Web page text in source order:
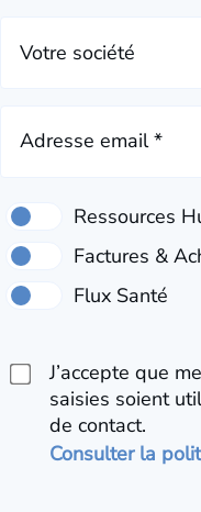
Votre société
Adresse email *
J’accepte que
saisies soient
de contact.
Consulter la